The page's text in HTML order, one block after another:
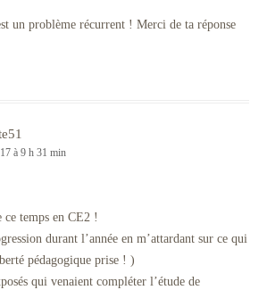
un problème récurrent ! Merci de ta réponse
à 9 h 31 min
ce temps en CE2 !
durant l’année en m’attardant sur ce qui
pédagogique prise ! )
qui venaient compléter l’étude de